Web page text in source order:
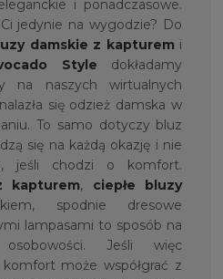
i ponadczasowe.
jedynie na wygodzie? Do
damskie z kapturem i
Style dokładamy
na naszych wirtualnych
się odzież damska w
To samo dotyczy bluz
się na każdą okazję i nie
jeśli chodzi o komfort.
kapturem, ciepłe bluzy
spodnie dresowe
lampasami to sposób na
osobowości. Jeśli więc
komfort może współgrać z